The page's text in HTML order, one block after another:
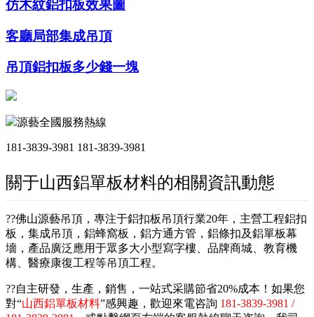
仿木紋鋁扣板效果圖
客廳局部集成吊頂
吊頂鋁扣板多少錢一塊
源藝全國服務熱線
181-3839-3981 181-3839-3981
關于山西鋁單板材料的相關資訊動態
??佛山源藝吊頂，專注于鋁扣板吊頂行業20年，主營工程鋁扣
板，集成吊頂，鋁蜂窩板，鋁方通方管，鋁條扣及鋁單板幕
墻，產品廣泛應用于眾多大小型寫字樓、品牌商城、教育機
構、醫療康復工程等吊頂工程。
??自主研發，生產，銷售，一站式采購節省20%成本！如果您
對“山西鋁單板材料”感興趣，歡迎來電咨詢 181-3839-3981 /